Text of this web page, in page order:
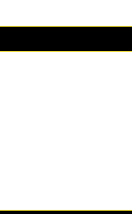
Schifffahrt laden wir
Justitz am
Clownin Chi
sorgt.
gratis Kinder bis 6